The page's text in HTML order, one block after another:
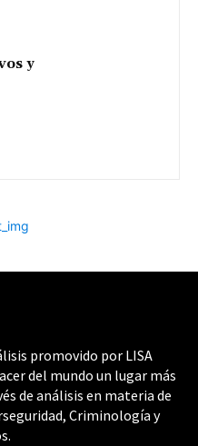
y
promovido por LISA
del mundo un lugar más
de análisis en materia de
Criminología y